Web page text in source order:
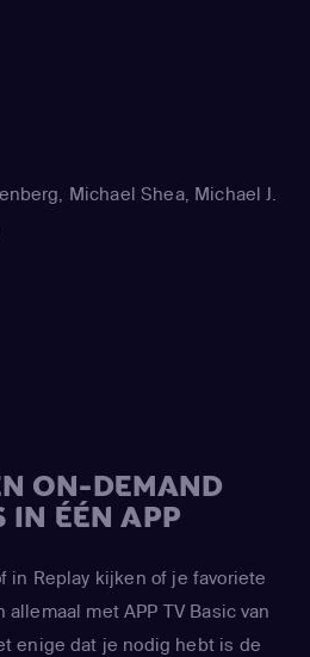
Michael Shea, Michael J.
ON-DEMAND
IN ÉÉN APP
in Replay kijken of je favoriete
met APP TV Basic van
enige dat je nodig hebt is de